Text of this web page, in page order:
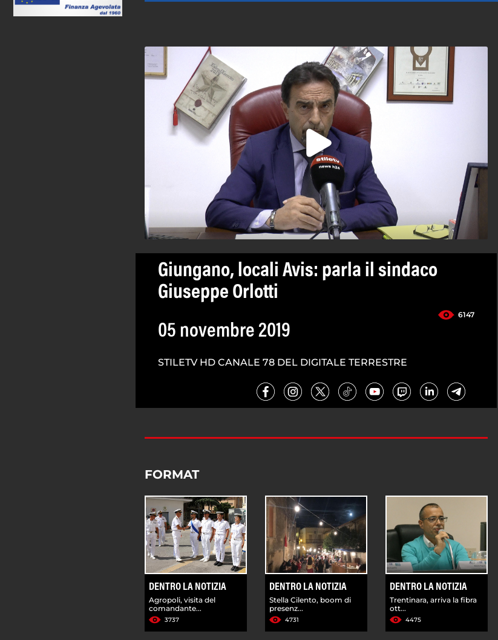
Giungano, locali Avis: parla il sindaco
Giuseppe Orlotti
6147
05 novembre 2019
STILETV HD CANALE 78 DEL DIGITALE TERRESTRE
FORMAT
DENTRO LA NOTIZIA
Agropoli, visita del
comandante...
3737
DENTRO LA NOTIZIA
Stella Cilento, boom di
presenz...
4731
DENTRO LA NOTIZIA
Trentinara, arriva la fibra
ott...
4475